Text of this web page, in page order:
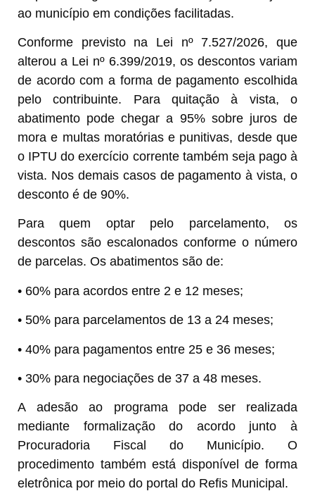
ao município em condições facilitadas.
Conforme previsto na Lei nº 7.527/2026, que
alterou a Lei nº 6.399/2019, os descontos variam
de acordo com a forma de pagamento escolhida
pelo contribuinte. Para quitação à vista, o
abatimento pode chegar a 95% sobre juros de
mora e multas moratórias e punitivas, desde que
o IPTU do exercício corrente também seja pago à
vista. Nos demais casos de pagamento à vista, o
desconto é de 90%.
Para quem optar pelo parcelamento, os
descontos são escalonados conforme o número
de parcelas. Os abatimentos são de:
• 60% para acordos entre 2 e 12 meses;
• 50% para parcelamentos de 13 a 24 meses;
• 40% para pagamentos entre 25 e 36 meses;
• 30% para negociações de 37 a 48 meses.
A adesão ao programa pode ser realizada
mediante formalização do acordo junto à
Procuradoria Fiscal do Município. O
procedimento também está disponível de forma
eletrônica por meio do portal do Refis Municipal.